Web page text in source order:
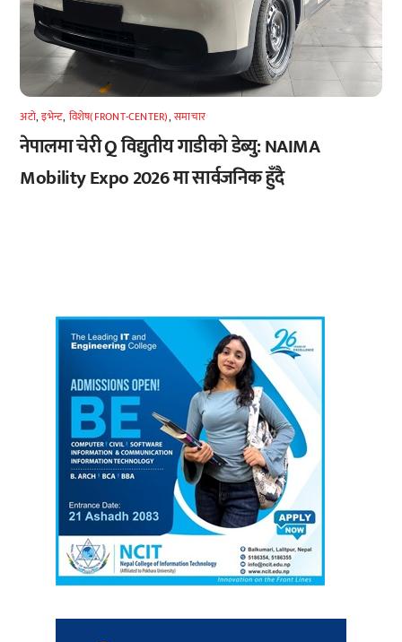
अटाे,इभेन्ट, विशेष(FRONT-CENTER),समाचार
नेपालमा चेरी Q विद्युतीय गाडीको डेब्यु: NAIMA
Mobility Expo 2026 मा सार्वजनिक हुँदै